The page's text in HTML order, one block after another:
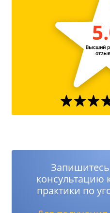
консультацию
практики по